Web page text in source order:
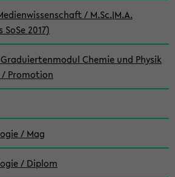
/ M.Sc.|M.A.
2017)
Chemie und Physik
/ Promotion
/ Mag
/ Diplom